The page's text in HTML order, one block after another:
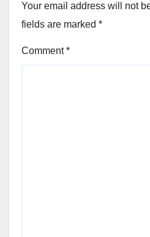
Your email address will not
fields are marked *
Comment*